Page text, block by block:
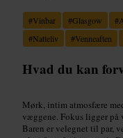
#Vinbar #Glasgow #
#Natteliv #Venneaften
Hvad du kan
Mørk, intim atmosfære
væggene. Fokus ligger
Baren er velegnet til par,